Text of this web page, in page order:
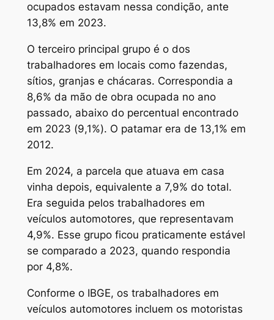
ocupados estavam nessa condição, ante
13,8% em 2023.
O terceiro principal grupo é o dos
trabalhadores em locais como fazendas,
sítios, granjas e chácaras. Correspondia a
8,6% da mão de obra ocupada no ano
passado, abaixo do percentual encontrado
em 2023 (9,1%). O patamar era de 13,1% em
2012.
Em 2024, a parcela que atuava em casa
vinha depois, equivalente a 7,9% do total.
Era seguida pelos trabalhadores em
veículos automotores, que representavam
4,9%. Esse grupo ficou praticamente estável
se comparado a 2023, quando respondia
por 4,8%.
Conforme o IBGE, os trabalhadores em
veículos automotores incluem os motoristas